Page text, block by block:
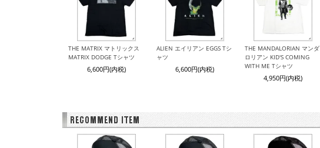
THE MATRIX マトリックス
MATRIX DODGE Tシャツ
6,600円(内税)
ALIEN エイリアン EGGS Tシ
ャツ
6,600円(内税)
THE MANDALORIAN マンダ
ロリアン KID'S COMING
WITH ME Tシャツ
4,950円(内税)